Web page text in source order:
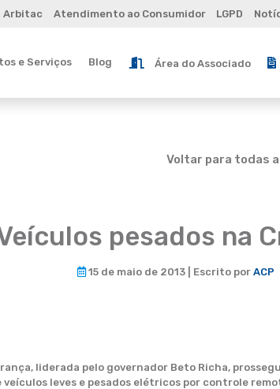
Arbitac Atendimento ao Consumidor LGPD
e Serviços Blog Área do Associado
Voltar para todas
pesados na
15 de maio de 2013 | Escrito por ACP
liderada pelo governador Beto Richa,
leves e pesados elétricos por controle